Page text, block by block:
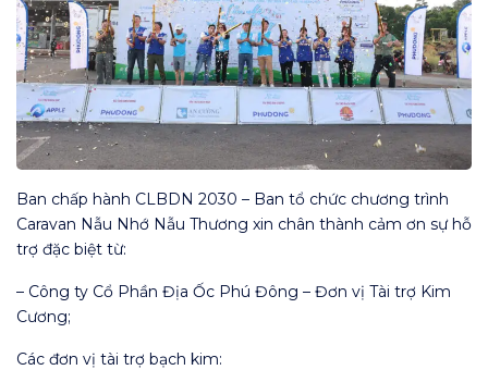
Ban chấp hành CLBDN 2030 – Ban tổ chức chương trình
Caravan Nẫu Nhớ Nẫu Thương xin chân thành cảm ơn sự hỗ
trợ đặc biệt từ:
– Công ty Cổ Phần Địa Ốc Phú Đông – Đơn vị Tài trợ Kim
Cương;
Các đơn vị tài trợ bạch kim: